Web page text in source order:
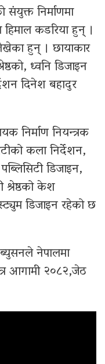
निर्माणमा
कडरिया हुन् ।
हुन् । छायाकार
ध्वनि डिजाइन
दिनेश बहादुर
निर्माण नियन्त्रक
कला निर्देशन,
डिजाइन,
केश
डिजाइन रहेको छ
नेपालमा
आगामी २०८२,जेठ